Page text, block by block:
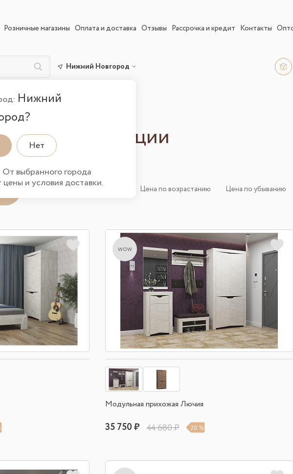
Розничные магазины Оплата и доставка Отзывы Рассрочка и кредит Контакты
Нижний Новгород
Нижний
Нет
От выбранного города
цены и условия доставки.
в акции
в акции
Сортировка Цена по возрастанию Цена по убыванию
wow
Модульная прихожая Лючия
35 750 ₽ 44 680 ₽ 20 %